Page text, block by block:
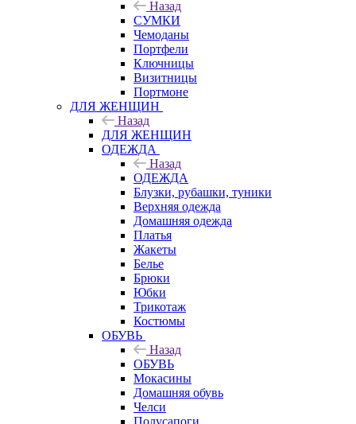
Назад
СУМКИ
Чемоданы
Портфели
Ключницы
Визитницы
Портмоне
ДЛЯ ЖЕНЩИН
Назад
ДЛЯ ЖЕНЩИН
ОДЕЖДА
Назад
ОДЕЖДА
Блузки, рубашки, туники
Верхняя одежда
Домашняя одежда
Платья
Жакеты
Белье
Брюки
Юбки
Трикотаж
Костюмы
ОБУВЬ
Назад
ОБУВЬ
Мокасины
Домашняя обувь
Челси
Полусапоги